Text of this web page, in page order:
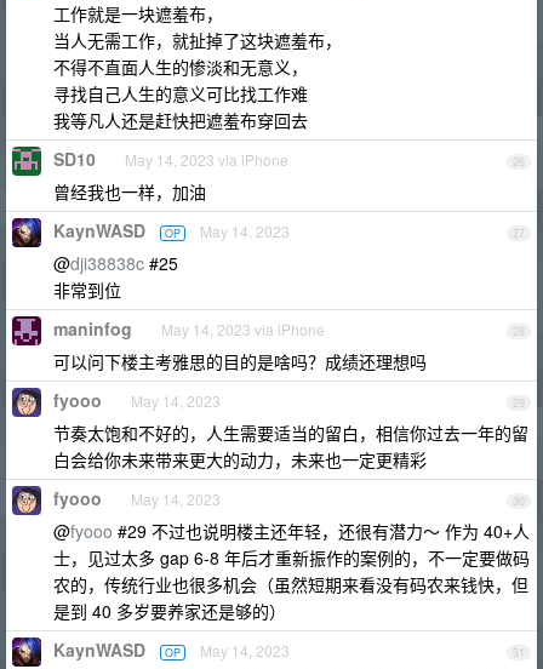
工作就是一块遮羞布，
当人无需工作，就扯掉了这块遮羞布，
不得不直面人生的惨淡和无意义，
寻找自己人生的意义可比找工作难
我等凡人还是赶快把遮羞布穿回去
26
SD10 May 14, 2023 via iPhone
曾经我也一样，加油
27
KaynWASD OP May 14, 2023
@dji38838c #25
非常到位
28
maninfog May 14, 2023 via iPhone
可以问下楼主考雅思的目的是啥吗？成绩还理想吗
29
fyooo May 14, 2023
节奏太饱和不好的，人生需要适当的留白，相信你过去一年的留
白会给你未来带来更大的动力，未来也一定更精彩
30
fyooo May 14, 2023
@fyooo #29 不过也说明楼主还年轻，还很有潜力～ 作为 40+人
士，见过太多 gap 6-8 年后才重新振作的案例的，不一定要做码
农的，传统行业也很多机会（虽然短期来看没有码农来钱快，但
是到 40 多岁要养家还是够的）
31
KaynWASD OP May 14, 2023